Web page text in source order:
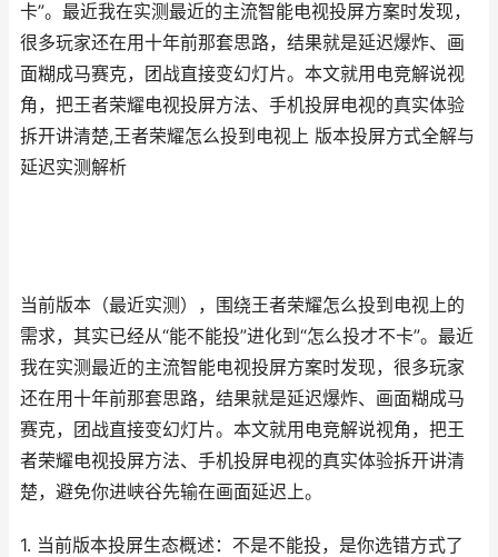
卡”。最近我在实测最近的主流智能电视投屏方案时发现，
很多玩家还在用十年前那套思路，结果就是延迟爆炸、画
面糊成马赛克，团战直接变幻灯片。本文就用电竞解说视
角，把王者荣耀电视投屏方法、手机投屏电视的真实体验
拆开讲清楚,王者荣耀怎么投到电视上 版本投屏方式全解与
延迟实测解析
当前版本（最近实测），围绕王者荣耀怎么投到电视上的
需求，其实已经从“能不能投”进化到“怎么投才不卡”。最近
我在实测最近的主流智能电视投屏方案时发现，很多玩家
还在用十年前那套思路，结果就是延迟爆炸、画面糊成马
赛克，团战直接变幻灯片。本文就用电竞解说视角，把王
者荣耀电视投屏方法、手机投屏电视的真实体验拆开讲清
楚，避免你进峡谷先输在画面延迟上。
1. 当前版本投屏生态概述：不是不能投，是你选错方式了